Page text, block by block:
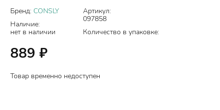
Бренд: CONSLY
Наличие:
нет в наличии
Артикул:
097858
Количество в упаковке:
889 ₽
Товар временно недоступен